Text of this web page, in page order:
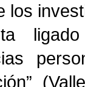
los
ligado